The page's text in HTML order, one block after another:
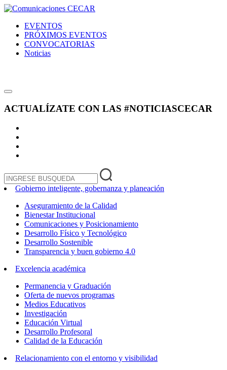
EVENTOS
PRÓXIMOS EVENTOS
CONVOCATORIAS
Noticias
ACTUALÍZATE CON LAS #NOTICIASCECAR
Gobierno inteligente, gobernanza y planeación
Aseguramiento de la Calidad
Bienestar Institucional
Comunicaciones y Posicionamiento
Desarrollo Físico y Tecnológico
Desarrollo Sostenible
Transparencia y buen gobierno 4.0
Excelencia académica
Permanencia y Graduación
Oferta de nuevos programas
Medios Educativos
Investigación
Educación Virtual
Desarrollo Profesoral
Calidad de la Educación
Relacionamiento con el entorno y visibilidad